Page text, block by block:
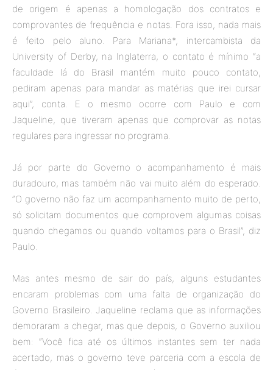
de origem é apenas a homologação dos contratos e
comprovantes de frequência e notas. Fora isso, nada mais
é feito pelo aluno. Para Mariana*, intercambista da
University of Derby, na Inglaterra, o contato é mínimo “a
faculdade lá do Brasil mantém muito pouco contato,
pediram apenas para mandar as matérias que irei cursar
aqui”, conta. E o mesmo ocorre com Paulo e com
Jaqueline, que tiveram apenas que comprovar as notas
regulares para ingressar no programa.
Já por parte do Governo o acompanhamento é mais
duradouro, mas também não vai muito além do esperado.
“O governo não faz um acompanhamento muito de perto,
só solicitam documentos que comprovem algumas coisas
quando chegamos ou quando voltamos para o Brasil”, diz
Paulo.
Mas antes mesmo de sair do país, alguns estudantes
encaram problemas com uma falta de organização do
Governo Brasileiro. Jaqueline reclama que as informações
demoraram a chegar, mas que depois, o Governo auxiliou
bem: “Você fica até os últimos instantes sem ter nada
acertado, mas o governo teve parceria com a escola de